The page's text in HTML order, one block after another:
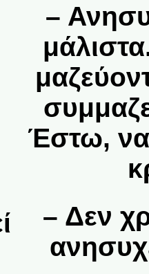
–
Έστω, να
– Δεν